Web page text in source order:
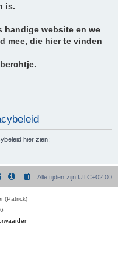
is.
handige website en we
mee, die hier te vinden
hier zien:
Alle tijden zijn UTC+02:00
(Patrick)